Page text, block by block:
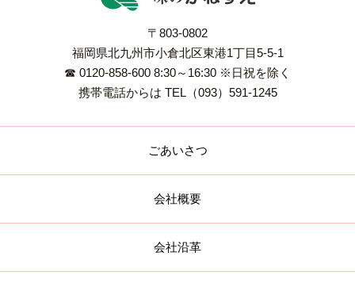
〒803-0802
福岡県北九州市小倉北区東港1丁目5-5-1
☎ 0120-858-600 8:30～16:30 ※日祝を除く
携帯電話からは TEL（093）591-1245
ごあいさつ
会社概要
会社沿革